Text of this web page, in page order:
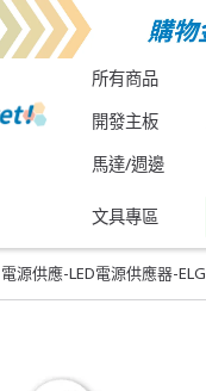
所有商品
開發主板
馬達/週邊
文具專區
電源供應-LED電源供應器-ELG